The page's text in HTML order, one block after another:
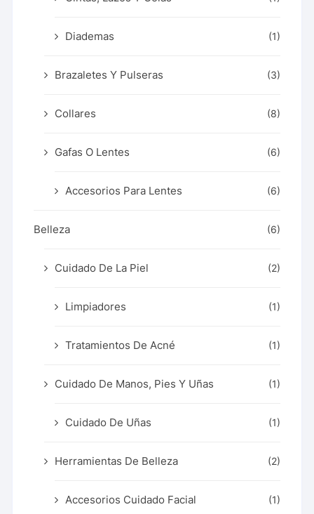
Diademas (1)
Brazaletes Y Pulseras (3)
Collares (8)
Gafas O Lentes (6)
Accesorios Para Lentes (6)
Belleza (6)
Cuidado De La Piel (2)
Limpiadores (1)
Tratamientos De Acné (1)
Cuidado De Manos, Pies Y Uñas (1)
Cuidado De Uñas (1)
Herramientas De Belleza (2)
Accesorios Cuidado Facial (1)